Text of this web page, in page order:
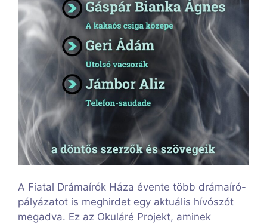
A Fiatal Drámaírók Háza évente több drámaíró-
pályázatot is meghirdet egy aktuális hívószót
megadva. Ez az Okuláré Projekt, aminek